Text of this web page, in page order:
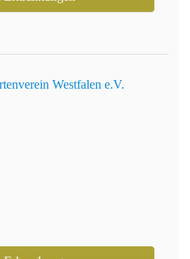
Westfalen e.V.